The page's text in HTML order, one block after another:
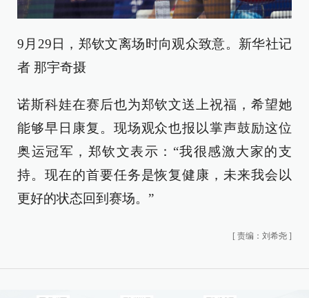
9月29日，郑钦文离场时向观众致意。新华社记
者 那宇奇摄
诺斯科娃在赛后也为郑钦文送上祝福，希望她
能够早日康复。现场观众也报以掌声鼓励这位
奥运冠军，郑钦文表示：“我很感激大家的支
持。现在的首要任务是恢复健康，未来我会以
更好的状态回到赛场。”
[ 责编：刘希尧 ]